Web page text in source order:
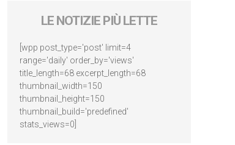
LE NOTIZIE PIÙ LETTE
[wpp post_type='post' limit=4
range='daily' order_by='views'
title_length=68 excerpt_length=68
thumbnail_width=150
thumbnail_height=150
thumbnail_build='predefined'
stats_views=0]